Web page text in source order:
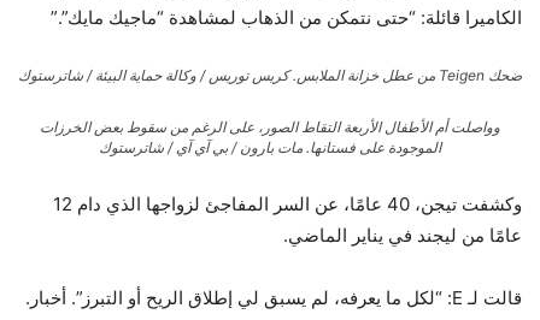
الكاميرا قائلة: “حتى نتمكن من الذهاب لمشاهدة “ماجيك مايك”.”
ضحك Teigen من عطل خزانة الملابس. كريس توريس / وكالة حماية البيئة / شاترستوك
وواصلت أم الأطفال الأربعة التقاط الصور، على الرغم من سقوط بعض الخرزات
الموجودة على فستانها. مات بارون / بي آي آي / شاترستوك
وكشفت تيجن، 40 عامًا، عن السر المفاجئ لزواجها الذي دام 12
عامًا من ليجند في يناير الماضي.
قالت لـ E: “لكل ما يعرفه، لم يسبق لي إطلاق الريح أو التبرز”. أخبار.